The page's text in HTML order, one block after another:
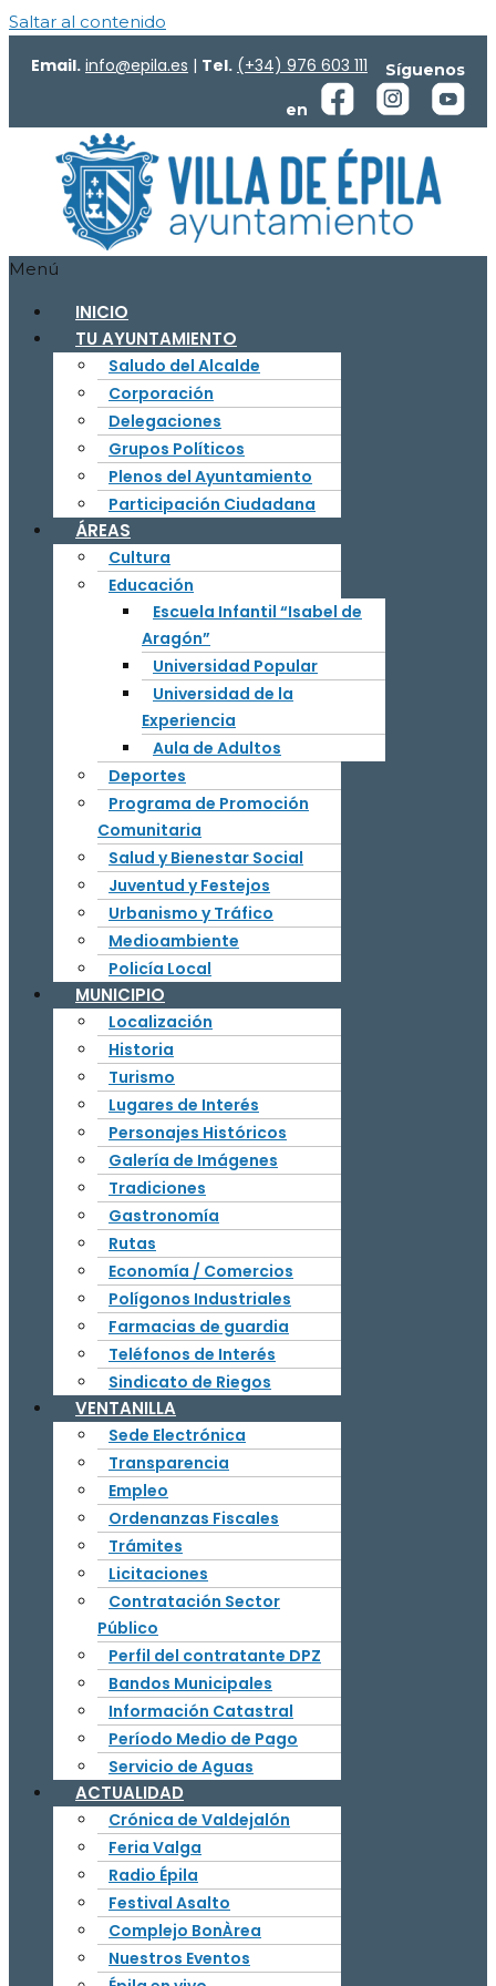
Saltar al contenido
Email. info@epila.es | Tel. (+34) 976 603 111
Síguenos
en
Menú
INICIO
TU AYUNTAMIENTO
Saludo del Alcalde
Corporación
Delegaciones
Grupos Políticos
Plenos del Ayuntamiento
Participación Ciudadana
ÁREAS
Cultura
Educación
Escuela Infantil “Isabel de
Aragón”
Universidad Popular
Universidad de la
Experiencia
Aula de Adultos
Deportes
Programa de Promoción
Comunitaria
Salud y Bienestar Social
Juventud y Festejos
Urbanismo y Tráfico
Medioambiente
Policía Local
MUNICIPIO
Localización
Historia
Turismo
Lugares de Interés
Personajes Históricos
Galería de Imágenes
Tradiciones
Gastronomía
Rutas
Economía / Comercios
Polígonos Industriales
Farmacias de guardia
Teléfonos de Interés
Sindicato de Riegos
VENTANILLA
Sede Electrónica
Transparencia
Empleo
Ordenanzas Fiscales
Trámites
Licitaciones
Contratación Sector
Público
Perfil del contratante DPZ
Bandos Municipales
Información Catastral
Período Medio de Pago
Servicio de Aguas
ACTUALIDAD
Crónica de Valdejalón
Feria Valga
Radio Épila
Festival Asalto
Complejo BonÀrea
Nuestros Eventos